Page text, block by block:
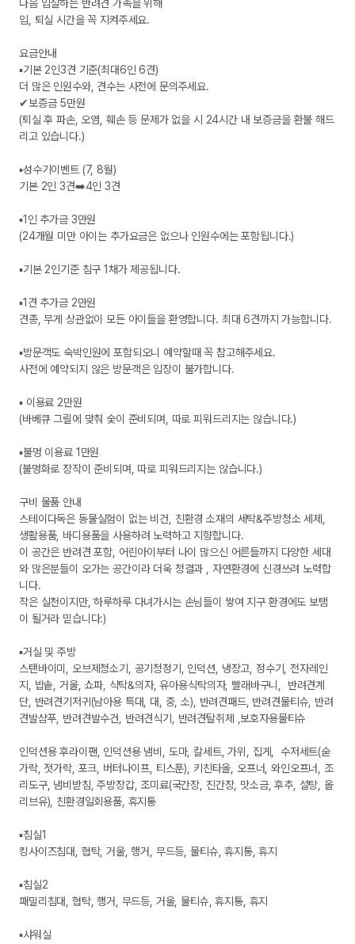
다음 입실하는 반려견 가족을 위해
입, 퇴실 시간을 꼭 지켜주세요.
요금안내
▪기본 2인3견 기준(최대6인 6견)
더 많은 인원수와, 견수는 사전에 문의주세요.
✔보증금 5만원
(퇴실 후 파손, 오염, 훼손 등 문제가 없을 시 24시간 내 보증금을 환불 해드
리고 있습니다.)
▪성수기이벤트 (7, 8월)
기본 2인 3견➡️4인 3견
▪1인 추가금 3만원
(24개월 미만 아이는 추가요금은 없으나 인원수에는 포함됩니다.)
▪기본 2인기준 침구 1채가 제공됩니다.
▪1견 추가금 2만원
견종, 무게 상관없이 모든 아이들을 환영합니다. 최대 6견까지 가능합니다.
▪방문객도 숙박인원에 포함되오니 예약할때 꼭 참고해주세요.
사전에 예약되지 않은 방문객은 입장이 불가합니다.
▪ 이용료 2만원
(바베큐 그릴에 맞춰 숯이 준비되며, 따로 피워드리지는 않습니다.)
▪불멍 이용료 1만원
(불멍화로 장작이 준비되며, 따로 피워드리지는 않습니다.)
구비 물품 안내
스테이다독은 동물실험이 없는 비건, 친환경 소재의 세탁&주방청소 세제,
생활용품, 바디용품을 사용하려 노력하고 지향합니다.
이 공간은 반려견 포함, 어린아이부터 나이 많으신 어른들까지 다양한 세대
와 많은분들이 오가는 공간이라 더욱 청결과 , 자연환경에 신경쓰려 노력합
니다.
작은 실천이지만, 하루하루 다녀가시는 손님들이 쌓여 지구 환경에도 보탬
이 될거라 믿습니다:)
▪거실 및 주방
스탠바이미, 오브제청소기, 공기청정기, 인덕션, 냉장고, 정수기, 전자레인
지, 밥솥, 거울, 쇼파, 식탁&의자, 유아용식탁의자, 빨래바구니,  반려견계
단, 반려견기저귀(남아용 특대, 대, 중, 소), 반려견패드, 반려견물티슈, 반려
견발샴푸, 반려견발수건, 반려견식기, 반려견탈취제 ,보호자용물티슈
인덕션용 후라이팬, 인덕션용 냄비, 도마, 칼세트, 가위, 집게,  수저세트(숟
가락, 젓가락, 포크, 버터나이프, 티스푼), 키친타올, 오프너, 와인오프너, 조
리도구, 냄비받침, 주방장갑, 조미료(국간장, 진간장, 맛소금, 후추, 설탕, 올
리브유), 친환경일회용품, 휴지통
▪침실1
킹사이즈침대, 협탁, 거울, 행거, 무드등, 물티슈, 휴지통, 휴지
▪침실2
패밀리침대, 협탁, 행거, 무드등, 거울, 물티슈, 휴지통, 휴지
▪샤워실